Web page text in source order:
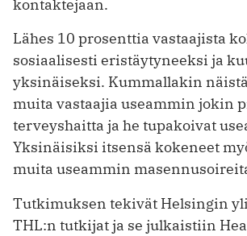
kontaktejaan.
Lähes 10 prosenttia vastaajista
sosiaalisesti eristäytyneeksi ja
yksinäiseksi. Kummallakin
muita vastaajia useammin jokin
terveyshaitta ja he tupakoivat
Yksinäisiksi itsensä kokeneet
muita useammin
Tutkimuksen tekivät Helsingin
THL:n tutkijat ja se julkaistiin